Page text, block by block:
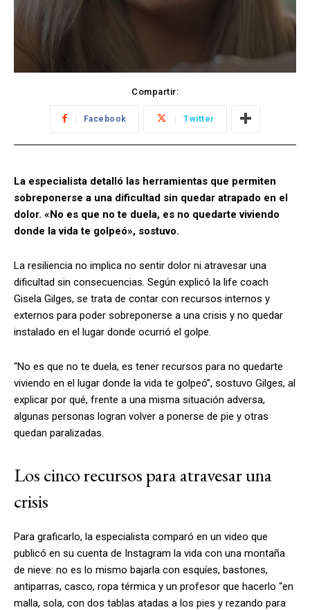
Compartir:
Facebook Twitter
La especialista detalló las herramientas que permiten
sobreponerse a una dificultad sin quedar atrapado en el
dolor. «No es que no te duela, es no quedarte viviendo
donde la vida te golpeó», sostuvo.
La resiliencia no implica no sentir dolor ni atravesar una
dificultad sin consecuencias. Según explicó la life coach
Gisela Gilges, se trata de contar con recursos internos y
externos para poder sobreponerse a una crisis y no quedar
instalado en el lugar donde ocurrió el golpe.
“No es que no te duela, es tener recursos para no quedarte
viviendo en el lugar donde la vida te golpeó”, sostuvo Gilges, al
explicar por qué, frente a una misma situación adversa,
algunas personas logran volver a ponerse de pie y otras
quedan paralizadas.
Los cinco recursos para atravesar una
crisis
Para graficarlo, la especialista comparó en un video que
publicó en su cuenta de Instagram la vida con una montaña
de nieve: no es lo mismo bajarla con esquíes, bastones,
antiparras, casco, ropa térmica y un profesor que hacerlo “en
malla, sola, con dos tablas atadas a los pies y rezando para